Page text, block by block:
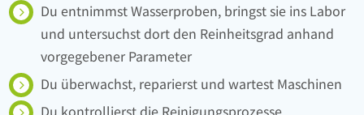
Du entnimmst Wasserproben, bringst sie ins Labor
und untersuchst dort den Reinheitsgrad anhand
vorgegebener Parameter
Du überwachst, reparierst und wartest Maschinen
Du kontrollierst die Reinigungsprozesse